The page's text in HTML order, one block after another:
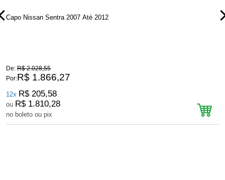
Capo Nissan Sentra 2007 Até 2012
De: R$ 2.028,55
Por:R$ 1.866,27
12x R$ 205,58
ou R$ 1.810,28
no boleto ou pix